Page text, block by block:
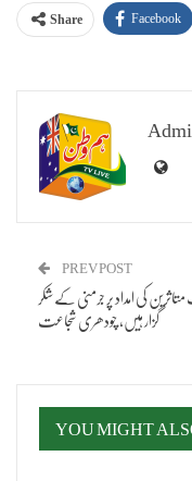
Share Facebook
PREV POST
کی امداد پر جرمنی کے شکر
گزار ہیں، چودھری شجاعت
YOU MIGHT